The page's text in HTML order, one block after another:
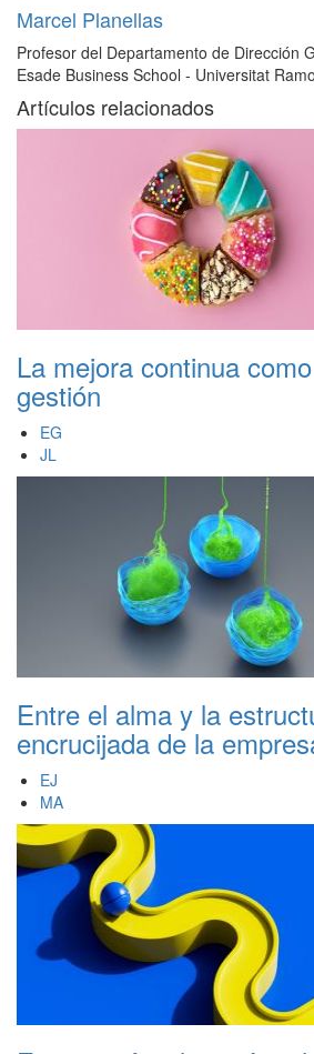
Marcel Planellas
Profesor del Departamento de Dirección
Esade Business School - Universitat
Artículos relacionados
La mejora continua
gestión
EG
JL
Entre el alma y la
encrucijada de la
EJ
MA